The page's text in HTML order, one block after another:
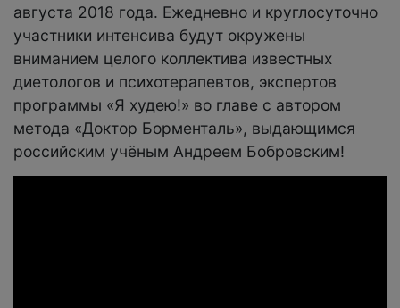
августа 2018 года. Ежедневно и круглосуточно
участники интенсива будут окружены
вниманием целого коллектива известных
диетологов и психотерапевтов, экспертов
программы «Я худею!» во главе с автором
метода «Доктор Борменталь», выдающимся
российским учёным Андреем Бобровским!